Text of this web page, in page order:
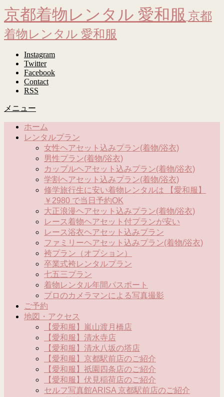
京都着物レンタル 愛和服 京都
着物レンタル 愛和服
Instagram
Twitter
Facebook
Contact
RSS
メニュー
ホーム
レンタルプラン
女性ヘアセット込みプラン(着物/浴衣)
男性プラン(着物/浴衣)
カップルヘアセット込みプラン(着物/浴衣)
学割ヘアセット込みプラン(着物/浴衣)
修学旅行生に安い着物レンタルは 【愛和服】
￥2980 で当日予約OK
大正浪漫ヘアセット込みプラン(着物/浴衣)
レース着物ヘアセット付プランが安い
レース浴衣ヘアセット込みプラン
ファミリーヘアセット込みプラン(着物/浴衣)
袴プラン（オプション）
卒業式袴レンタルプラン
七五三プラン
着物レンタル年間パスポート
プロのカメラマンによる写真撮影
ご予約
地図・アクセス
【愛和服】嵐山渡月橋店
【愛和服】清水寺店
【愛和服】清水八坂の塔店
【愛和服】京都駅前店のご紹介
【愛和服】祇園四条店のご紹介
【愛和服】伏見稲荷店のご紹介
セルフ写真館ARISA 京都駅前店のご紹介